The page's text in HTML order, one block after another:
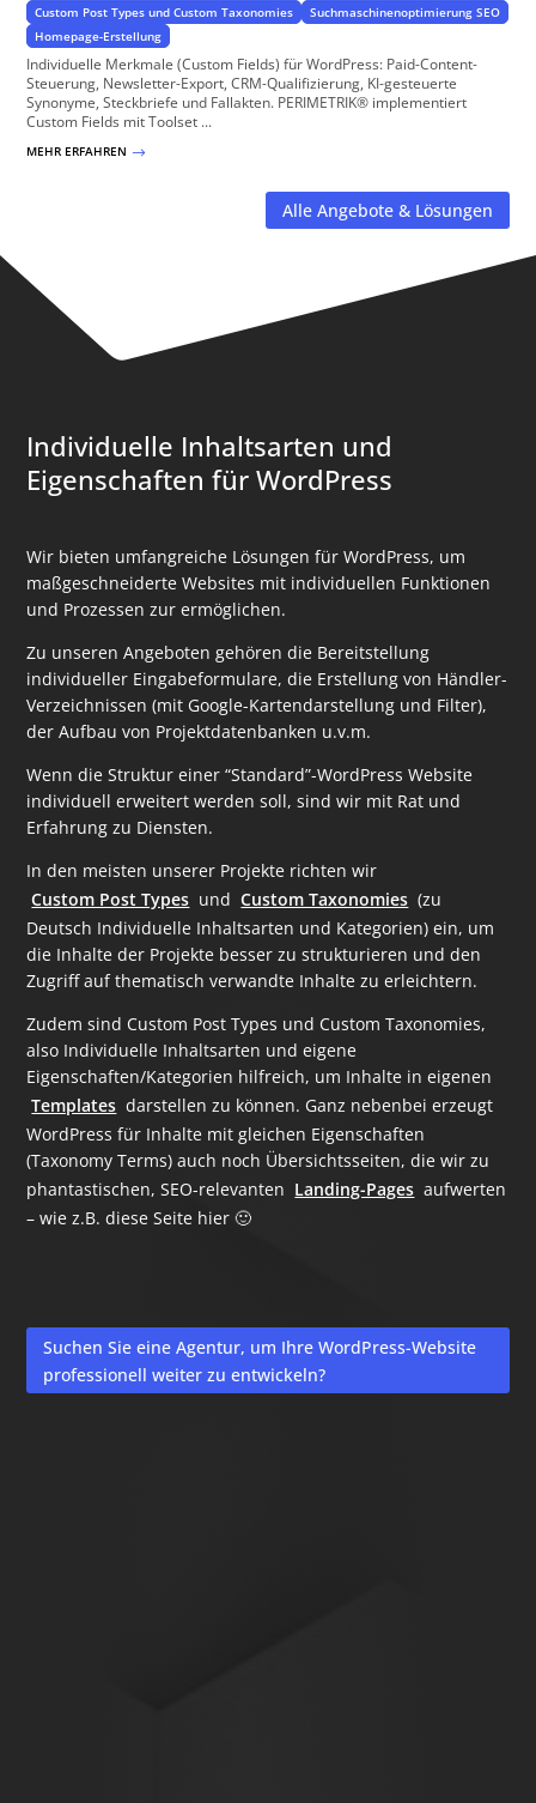
Custom Post Types und Custom Taxonomies
Suchmaschinenoptimierung SEO
Homepage-Erstellung
Individuelle Merkmale (Custom Fields) für WordPress: Paid-Content-
Steuerung, Newsletter-Export, CRM-Qualifizierung, KI-gesteuerte
Synonyme, Steckbriefe und Fallakten. PERIMETRIK® implementiert
Custom Fields mit Toolset ...
MEHR ERFAHREN $
Alle Angebote & Lösungen
Individuelle Inhaltsarten und
Eigenschaften für WordPress
Wir bieten umfangreiche Lösungen für WordPress, um
maßgeschneiderte Websites mit individuellen Funktionen
und Prozessen zur ermöglichen.
Zu unseren Angeboten gehören die Bereitstellung
individueller Eingabeformulare, die Erstellung von Händler-
Verzeichnissen (mit Google-Kartendarstellung und Filter),
der Aufbau von Projektdatenbanken u.v.m.
Wenn die Struktur einer “Standard”-WordPress Website
individuell erweitert werden soll, sind wir mit Rat und
Erfahrung zu Diensten.
In den meisten unserer Projekte richten wir
Custom Post Types und Custom Taxonomies (zu
Deutsch Individuelle Inhaltsarten und Kategorien) ein, um
die Inhalte der Projekte besser zu strukturieren und den
Zugriff auf thematisch verwandte Inhalte zu erleichtern.
Zudem sind Custom Post Types und Custom Taxonomies,
also Individuelle Inhaltsarten und eigene
Eigenschaften/Kategorien hilfreich, um Inhalte in eigenen
Templates darstellen zu können. Ganz nebenbei erzeugt
WordPress für Inhalte mit gleichen Eigenschaften
(Taxonomy Terms) auch noch Übersichtsseiten, die wir zu
phantastischen, SEO-relevanten Landing-Pages aufwerten
– wie z.B. diese Seite hier 🙂
Suchen Sie eine Agentur, um Ihre WordPress-Website
professionell weiter zu entwickeln?